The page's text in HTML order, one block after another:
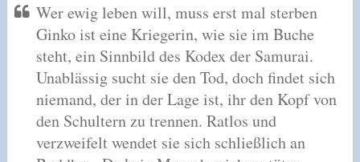
Wer ewig leben will, muss erst mal sterben
Ginko ist eine Kriegerin, wie sie im Buche
steht, ein Sinnbild des Kodex der Samurai.
Unablässig sucht sie den Tod, doch findet sich
niemand, der in der Lage ist, ihr den Kopf von
den Schultern zu trennen. Ratlos und
verzweifelt wendet sie sich schließlich an